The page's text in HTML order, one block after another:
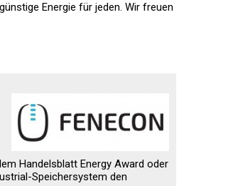
Energie für jeden. Wir freuen
Handelsblatt Energy Award oder
Speichersystem den